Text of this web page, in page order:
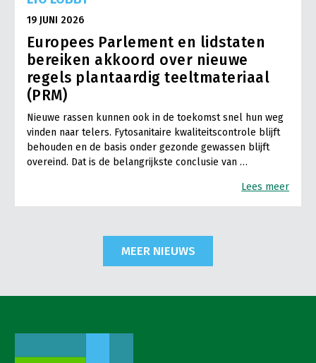
19 JUNI 2026
Europees Parlement en lidstaten
bereiken akkoord over nieuwe
regels plantaardig teeltmateriaal
(PRM)
Nieuwe rassen kunnen ook in de toekomst snel hun weg
vinden naar telers. Fytosanitaire kwaliteitscontrole blijft
behouden en de basis onder gezonde gewassen blijft
overeind. Dat is de belangrijkste conclusie van …
Lees meer
MEER NIEUWS